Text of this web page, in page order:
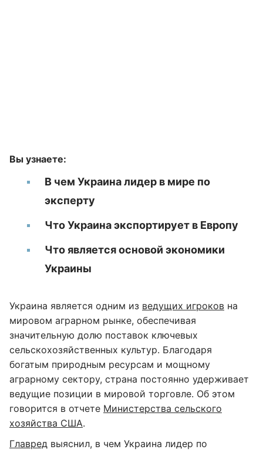
Вы узнаете:
В чем Украина лидер в мире по
эксперту
Что Украина экспортирует в Европу
Что является основой экономики
Украины
Украина является одним из ведущих игроков на
мировом аграрном рынке, обеспечивая
значительную долю поставок ключевых
сельскохозяйственных культур. Благодаря
богатым природным ресурсам и мощному
аграрному сектору, страна постоянно удерживает
ведущие позиции в мировой торговле. Об этом
говорится в отчете Министерства сельского
хозяйства США.
Главред выяснил, в чем Украина лидер по